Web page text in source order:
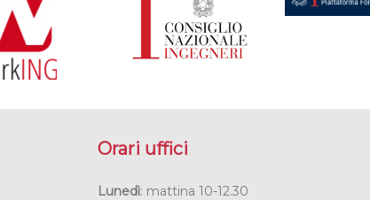
Orari uffici
Lunedì: mattina 10-12.30